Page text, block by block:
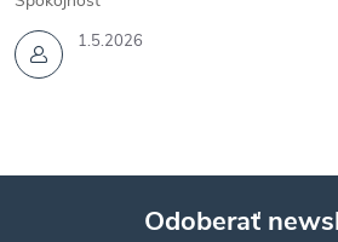
1.5.2026
Odoberať